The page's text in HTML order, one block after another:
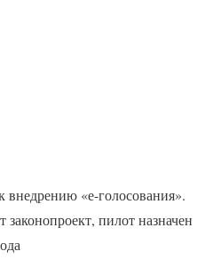
«е-голосования».
законопроект, пилот назначен